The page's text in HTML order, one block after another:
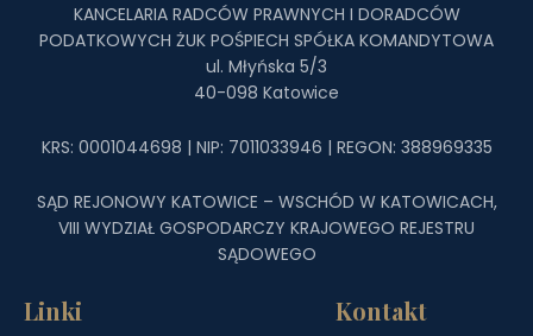
KANCELARIA RADCÓW PRAWNYCH I DORADCÓW
PODATKOWYCH ŻUK POŚPIECH SPÓŁKA KOMANDYTOWA
ul. Młyńska 5/3
40-098 Katowice
KRS: 0001044698 | NIP: 7011033946 | REGON: 388969335
SĄD REJONOWY KATOWICE – WSCHÓD W KATOWICACH,
VIII WYDZIAŁ GOSPODARCZY KRAJOWEGO REJESTRU
SĄDOWEGO
Kontakt
Linki